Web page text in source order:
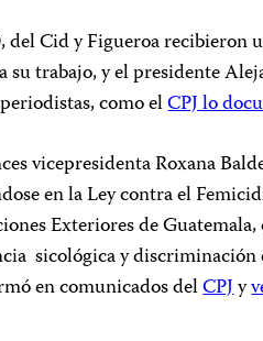
del Cid y Figueroa recibieron
su trabajo, y el presidente
como elCPJ lo
vicepresidenta Roxana
en la Ley contra el
Exteriores de
sicológica y
en comunicados delCPJy